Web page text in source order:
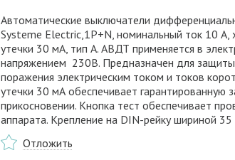
Автоматические выключатели
Systeme Electric,1P+N, номинальный ток 10 А,
утечки 30 мА, тип А. АВДТ применяется в
напряжением 230В. Предназначен для защиты
поражения электрическим током и токов
утечки 30 мА обеспечивает гарантированную
прикосновении. Кнопка тест обеспечивает
аппарата. Крепление на DIN-рейку шириной
Отложить